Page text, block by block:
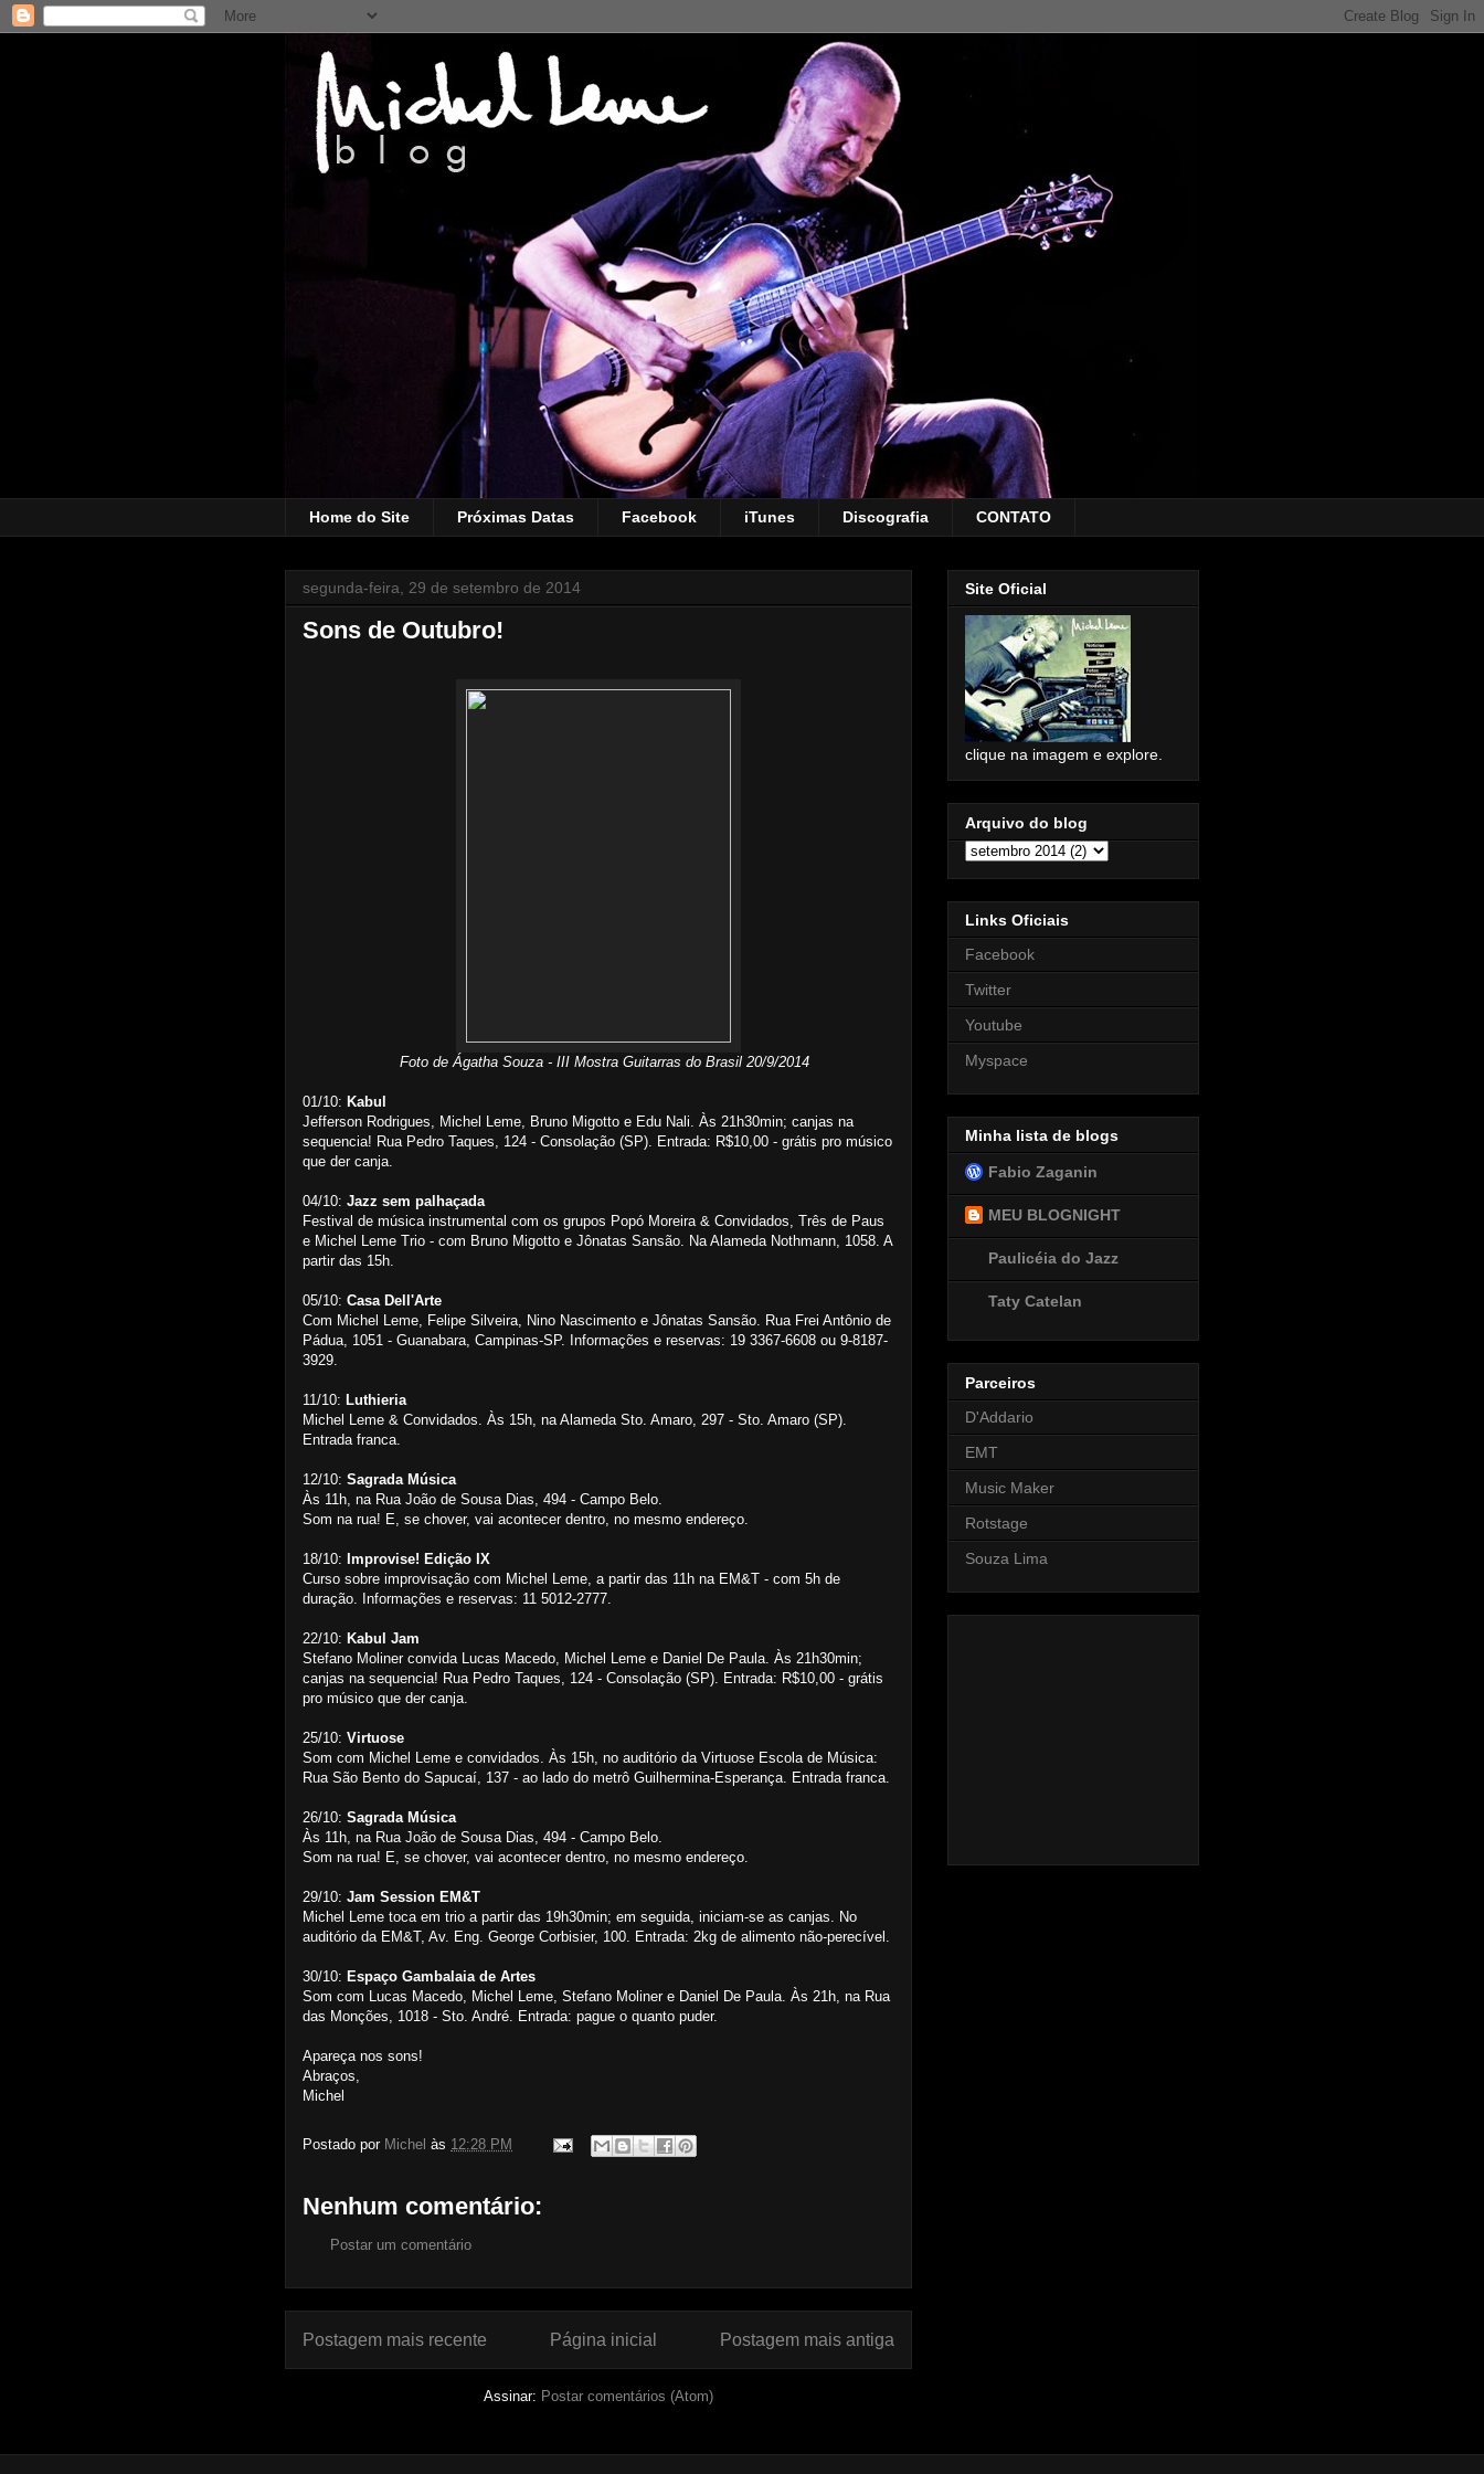
Home do Site Próximas Datas Facebook iTunes Discografia CONTATO
segunda-feira, 29 de setembro de 2014
Sons de Outubro!
Foto de Ágatha Souza - III Mostra Guitarras do Brasil 20/9/2014
01/10: Kabul
Jefferson Rodrigues, Michel Leme, Bruno Migotto e Edu Nali. Às 21h30min; canjas na
sequencia! Rua Pedro Taques, 124 - Consolação (SP). Entrada: R$10,00 - grátis pro músico
que der canja.
04/10: Jazz sem palhaçada
Festival de música instrumental com os grupos Popó Moreira & Convidados, Três de Paus
e Michel Leme Trio - com Bruno Migotto e Jônatas Sansão. Na Alameda Nothmann, 1058. A
partir das 15h.
05/10: Casa Dell'Arte
Com Michel Leme, Felipe Silveira, Nino Nascimento e Jônatas Sansão. Rua Frei Antônio de
Pádua, 1051 - Guanabara, Campinas-SP. Informações e reservas: 19 3367-6608 ou 9-8187-
3929.
11/10: Luthieria
Michel Leme & Convidados. Às 15h, na Alameda Sto. Amaro, 297 - Sto. Amaro (SP).
Entrada franca.
12/10: Sagrada Música
Às 11h, na Rua João de Sousa Dias, 494 - Campo Belo.
Som na rua! E, se chover, vai acontecer dentro, no mesmo endereço.
18/10: Improvise! Edição IX
Curso sobre improvisação com Michel Leme, a partir das 11h na EM&T - com 5h de
duração. Informações e reservas: 11 5012-2777.
22/10: Kabul Jam
Stefano Moliner convida Lucas Macedo, Michel Leme e Daniel De Paula. Às 21h30min;
canjas na sequencia! Rua Pedro Taques, 124 - Consolação (SP). Entrada: R$10,00 - grátis
pro músico que der canja.
25/10: Virtuose
Som com Michel Leme e convidados. Às 15h, no auditório da Virtuose Escola de Música:
Rua São Bento do Sapucaí, 137 - ao lado do metrô Guilhermina-Esperança. Entrada franca.
26/10: Sagrada Música
Às 11h, na Rua João de Sousa Dias, 494 - Campo Belo.
Som na rua! E, se chover, vai acontecer dentro, no mesmo endereço.
29/10: Jam Session EM&T
Michel Leme toca em trio a partir das 19h30min; em seguida, iniciam-se as canjas. No
auditório da EM&T, Av. Eng. George Corbisier, 100. Entrada: 2kg de alimento não-perecível.
30/10: Espaço Gambalaia de Artes
Som com Lucas Macedo, Michel Leme, Stefano Moliner e Daniel De Paula. Às 21h, na Rua
das Monções, 1018 - Sto. André. Entrada: pague o quanto puder.
Apareça nos sons!
Abraços,
Michel
Postado por Michel às 12:28 PM
Nenhum comentário:
Postar um comentário
Postagem mais recente Postagem mais antiga
Página inicial
Assinar: Postar comentários (Atom)
Site Oficial
clique na imagem e explore.
Arquivo do blog
Links Oficiais
Facebook
Twitter
Youtube
Myspace
Minha lista de blogs
Fabio Zaganin
MEU BLOGNIGHT
Paulicéia do Jazz
Taty Catelan
Parceiros
D'Addario
EMT
Music Maker
Rotstage
Souza Lima